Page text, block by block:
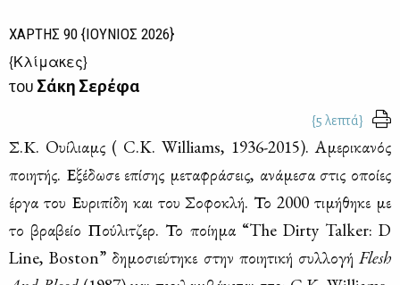
ΧΑΡΤΗΣ 90 {ΙΟΥΝΙΟΣ 2026}
{Κλίμακες}
του Σάκη Σερέφα
{5 λεπτά}
Σ.Κ. Oυί­λιαμς ( C.K. Williams, 1936-2015). Αμε­ρι­κα­νός
ποι­η­τής. Εξέ­δω­σε επί­σης με­τα­φρά­σεις, ανά­με­σα στις οποί­ες
έρ­γα του Ευ­ρι­πί­δη και του Σο­φο­κλή. Το 2000 τι­μή­θη­κε με
το βρα­βείο Πού­λι­τζερ. Το ποί­η­μα “The Dirty Talker: D
Line, Boston” δη­μο­σιεύ­τη­κε στην ποι­η­τι­κή συλ­λο­γή Flesh